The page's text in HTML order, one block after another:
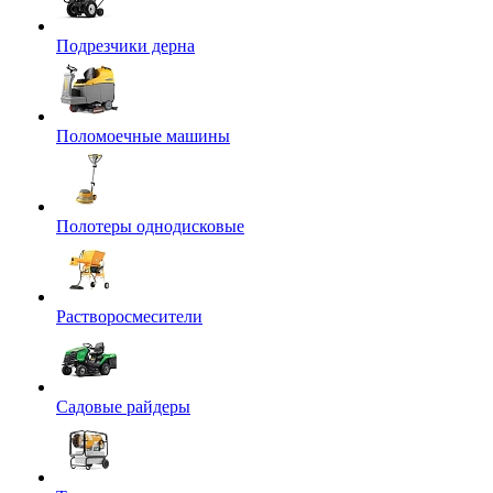
Подрезчики дерна
Поломоечные машины
Полотеры однодисковые
Растворосмесители
Садовые райдеры